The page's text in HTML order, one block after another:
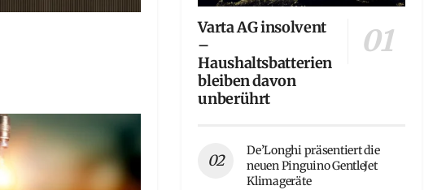
Varta AG insolvent
–
Haushaltsbatterien
bleiben davon
unberührt
De’Longhi präsentiert die
neuen Pinguino GentleJet
Klimageräte